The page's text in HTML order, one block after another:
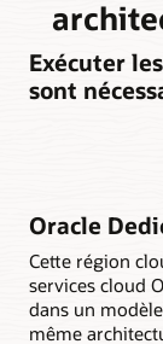
Exécuter
sont
Oracle
Cette région
services cloud
dans un
même